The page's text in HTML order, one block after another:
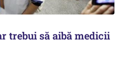
trebui să aibă medicii